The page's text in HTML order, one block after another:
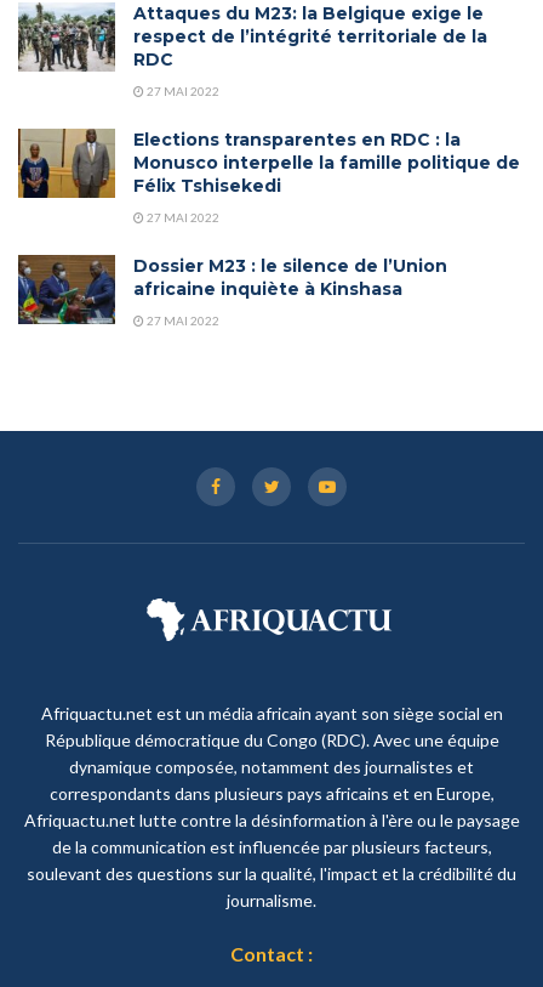
Attaques du M23: la Belgique exige le
respect de l’intégrité territoriale de la
RDC
27 MAI 2022
Elections transparentes en RDC : la
Monusco interpelle la famille politique de
Félix Tshisekedi
27 MAI 2022
Dossier M23 : le silence de l’Union
africaine inquiète à Kinshasa
27 MAI 2022
Afriquactu.net est un média africain ayant son siège social en
République démocratique du Congo (RDC). Avec une équipe
dynamique composée, notamment des journalistes et
correspondants dans plusieurs pays africains et en Europe,
Afriquactu.net lutte contre la désinformation à l'ère ou le paysage
de la communication est influencée par plusieurs facteurs,
soulevant des questions sur la qualité, l'impact et la crédibilité du
journalisme.
Contact :